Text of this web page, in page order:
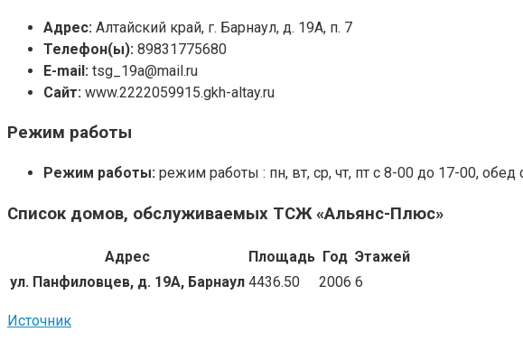
Адрес: Алтайский край, г. Барнаул, д. 19А, п. 7
Телефон(ы): 89831775680
E-mail: tsg_19a@mail.ru
Сайт: www.2222059915.gkh-altay.ru
Режим работы
Режим работы: режим работы : пн, вт, ср, чт, пт с 8-00 до 17-00,
Список домов, обслуживаемых ТСЖ «Альянс-Плюс»
Адрес Площадь Год Этажей
ул. Панфиловцев, д. 19А, Барнаул 4436.50 2006 6
Источник